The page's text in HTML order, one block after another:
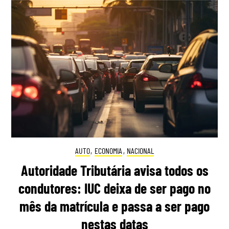
AUTO, ECONOMIA , NACIONAL
Autoridade Tributária avisa todos os
condutores: IUC deixa de ser pago no
mês da matrícula e passa a ser pago
nestas datas